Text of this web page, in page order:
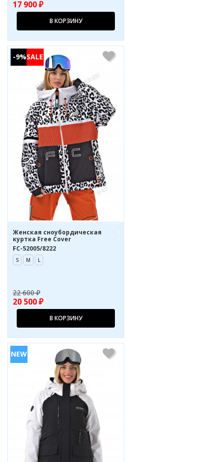
17 900 ₽
В КОРЗИНУ
-9%
Женская сноубордическая
куртка Free Cover
FC-52005/8222
S M L
22 600 ₽
20 500 ₽
В КОРЗИНУ